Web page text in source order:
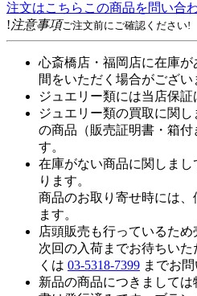
注文はこちら この商品を問い合
!注意事項ご注文前にご確認ください!
心斎橋店・福岡店に在庫
間をいただく場合がござい
ジュエリー類には当店保証
ジュエリー類の買取に関
の商品（販売証明書・箱
す。
在庫がない商品に関しま
ります。
商品のお取り寄せ時には
ます。
店頭販売も行っているため
次回の入荷までお待ちい
くは 03-5318-7399 までお
新品の商品につきまして